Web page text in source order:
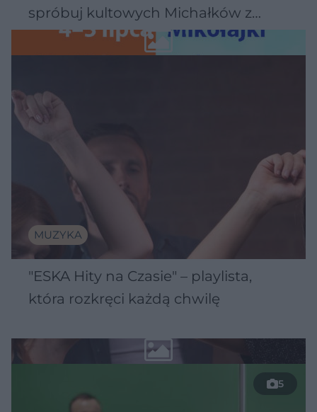
spróbuj kultowych Michałków z
Wawelu
MUZYKA
"ESKA Hity na Czasie" – playlista,
która rozkręci każdą chwilę
5